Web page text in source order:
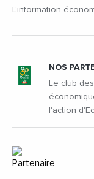
L'information
NOS
Le club
l'action